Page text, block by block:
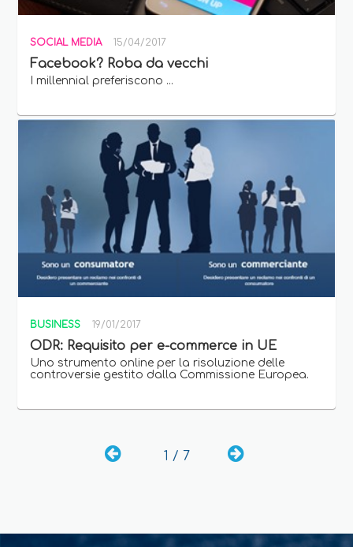
SOCIAL MEDIA 15/04/2017
Facebook? Roba da vecchi
I millennial preferiscono ...
BUSINESS 19/01/2017
ODR: Requisito per e-commerce in UE
Uno strumento online per la risoluzione delle
controversie gestito dalla Commissione Europea.
1 / 7